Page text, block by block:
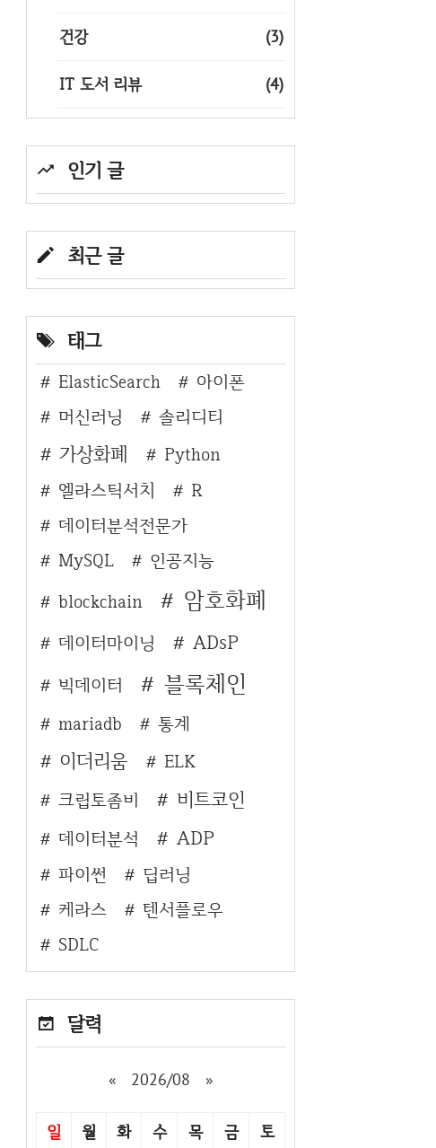
건강 (3)
IT 도서 리뷰 (4)
인기 글
최근 글
태그
ElasticSearch
아이폰
머신러닝
솔리디티
가상화폐
Python
엘라스틱서치
R
데이터분석전문가
MySQL
인공지능
blockchain
암호화폐
데이터마이닝 ADsP
빅데이터 블록체인
mariadb 통계
이더리움
ELK
크립토좀비
비트코인
데이터분석 ADP
파이썬
딥러닝
케라스
텐서플로우
SDLC
달력
« 2026/08 »
일 월 화 수 목 금 토